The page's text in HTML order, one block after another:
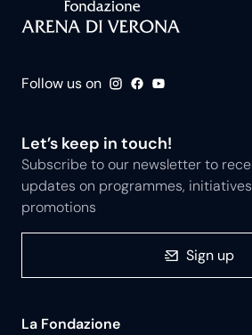
Follow us on
Let’s keep in touch!
Subscribe to our newsletter to
updates on programmes,
promotions
Sign up
La Fondazione